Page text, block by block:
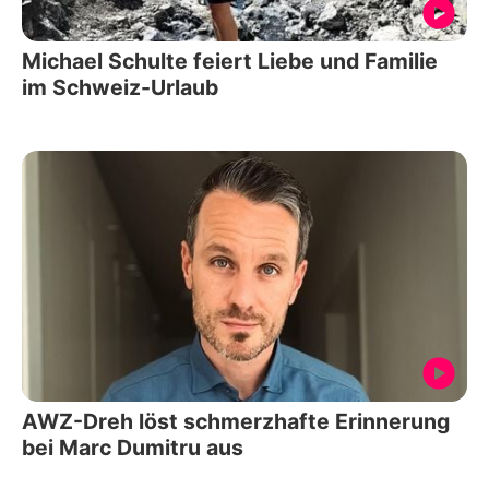
Michael Schulte feiert Liebe und Familie
im Schweiz-Urlaub
AWZ-Dreh löst schmerzhafte Erinnerung
bei Marc Dumitru aus